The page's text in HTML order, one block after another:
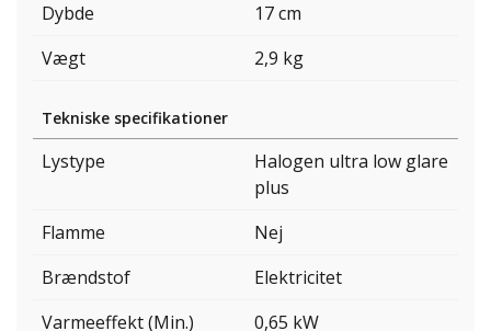
Dybde
17 cm
Vægt
2,9 kg
Tekniske specifikationer
Lystype
Halogen ultra low glare
plus
Flamme
Nej
Brændstof
Elektricitet
Varmeeffekt (Min.)
0,65 kW